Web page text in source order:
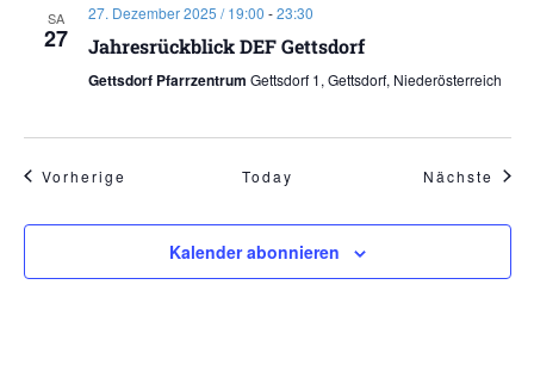
SA
27
27. Dezember 2025 / 19:00 -23:30
Jahresrückblick DEF Gettsdorf
Gettsdorf Pfarrzentrum Gettsdorf 1, Gettsdorf, Niederösterreich
Vorherige VeranstaltungenToday Nächste
Kalender abonnieren